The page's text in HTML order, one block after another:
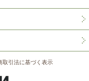
取引法に基づく表示